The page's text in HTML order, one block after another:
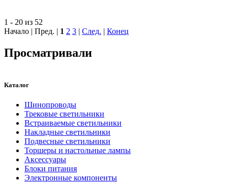
1 - 20 из 52
Начало | Пред. | 1 2 3 | След. | Конец
Просматривали
Каталог
Шинопроводы
Трековые светильники
Встраиваемые светильники
Накладные светильники
Подвесные светильники
Торшеры и настольные лампы
Аксессуары
Блоки питания
Электронные компоненты